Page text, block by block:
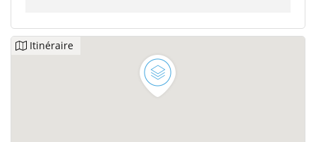
Itinéraire